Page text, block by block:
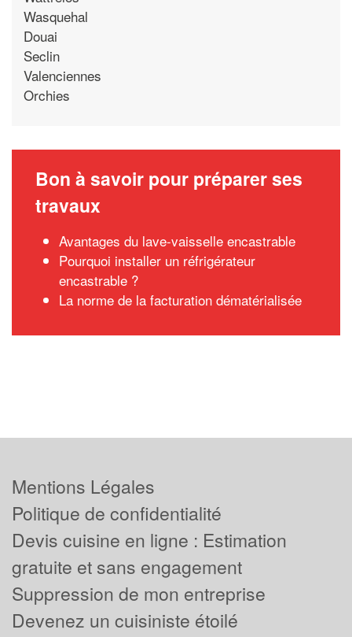
Wasquehal
Douai
Seclin
Valenciennes
Orchies
Bon à savoir pour préparer ses
travaux
Avantages du lave-vaisselle encastrable
Pourquoi installer un réfrigérateur
encastrable ?
La norme de la facturation dématérialisée
Mentions Légales
Politique de confidentialité
Devis cuisine en ligne : Estimation
gratuite et sans engagement
Suppression de mon entreprise
Devenez un cuisiniste étoilé